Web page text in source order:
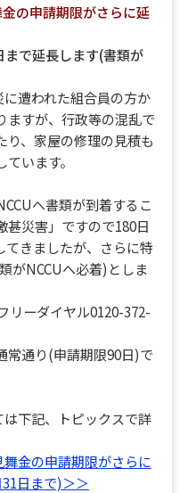
の申請期限がさらに延
で延長します(書類が
遭われた組合員の方か
ますが、行政等の混乱で
り、家屋の修理の見積も
います。
へ書類が到着するこ
甚災害」ですので180日
きましたが、さらに特
がNCCUへ必着)としま
リーダイヤル0120-372-
常通り(申請期限90日)で
下記、トピックスで詳
金の申請期限がさらに
日まで)＞＞